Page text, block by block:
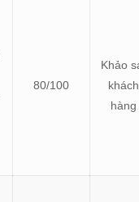
80/100
Khảo
khách
hàng